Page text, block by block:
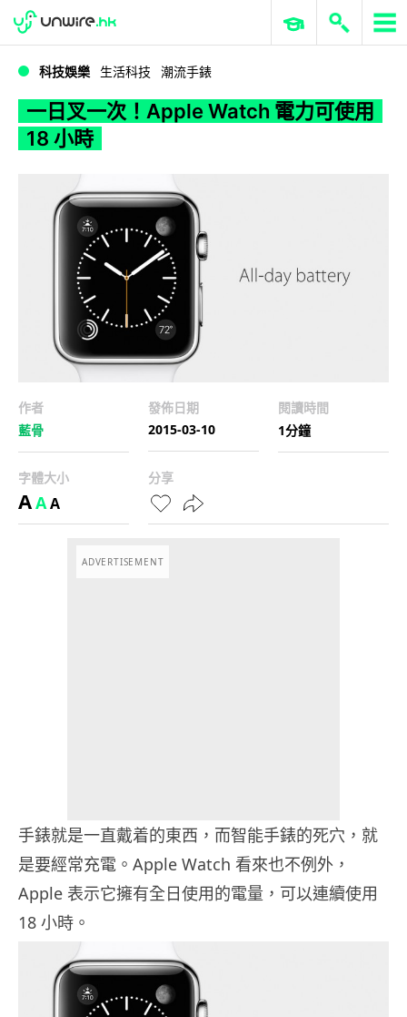
WWDC 2026 ERP 與商業 AI
科技娛樂 生活科技 潮流手錶
一日叉一次！Apple Watch 電力可使用
18 小時
作者
藍骨
發佈日期
2015-03-10
閱讀時間
1分鐘
字體大小
AAA
分享
ADVERTISEMENT
手錶就是一直戴着的東西，而智能手錶的死穴，就
是要經常充電。Apple Watch 看來也不例外，
Apple 表示它擁有全日使用的電量，可以連續使用
18 小時。